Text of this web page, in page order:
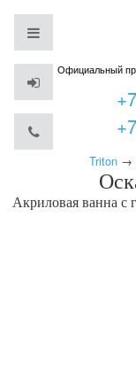
Официальный
Triton→
Акриловая ванна с